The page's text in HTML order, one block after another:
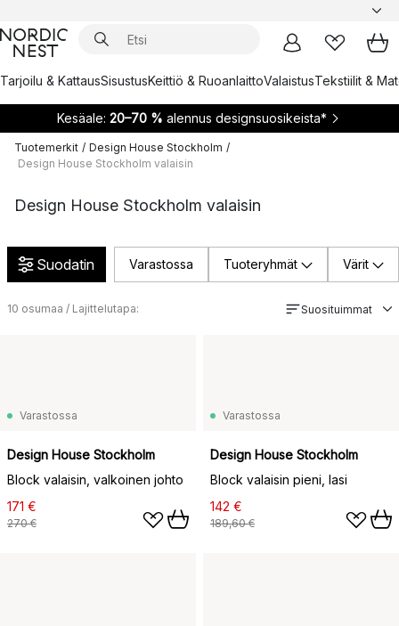
Tarjoilu & KattausSisustusKeittiö & RuoanlaittoValaistusTekstiilit &
Kesäale: 20–70 % alennus designsuosikeista*
Tuotemerkit / Design House Stockholm /
Design House Stockholm valaisin
Design House Stockholm valaisin
Suodatin Varastossa Tuoteryhmät Värit
10 osumaa / Lajittelutapa: Suosituimmat
Varastossa
Design House Stockholm
Block valaisin, valkoinen johto
171 €
270 €
Varastossa
Design House Stockholm
Block valaisin pieni, lasi
142 €
189,60 €